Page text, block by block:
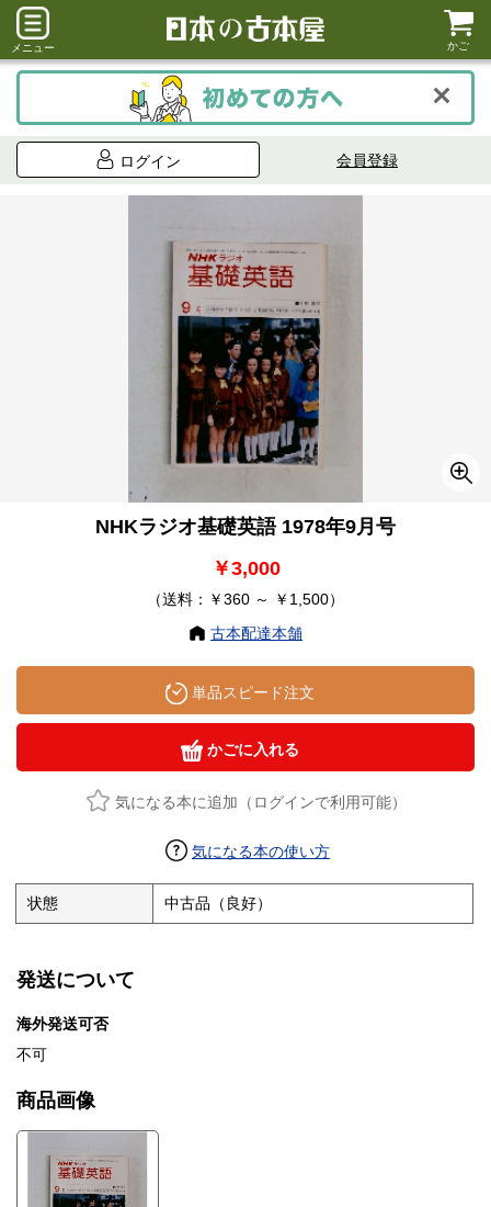
メニュー かご
ログイン 会員登録
NHKラジオ基礎英語 1978年9月号
￥3,000
（送料：￥360 ～ ￥1,500）
古本配達本舗
単品スピード注文
かごに入れる
気になる本に追加（ログインで利用可能）
気になる本の使い方
状態 中古品（良好）
発送について
海外発送可否
不可
商品画像